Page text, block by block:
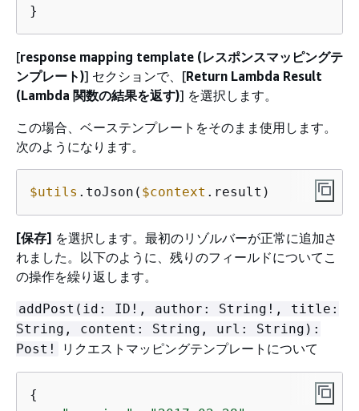
}
[response mapping template (レスポンスマッピングテ
ンプレート)] セクションで、[Return Lambda Result
(Lambda 関数の結果を返す)] を選択します。
この場合、ベーステンプレートをそのまま使用します。
次のようになります。
$utils .toJson( $context .result)
[保存] を選択します。最初のリゾルバーが正常に追加さ
れました。以下のように、残りのフィールドについてこ
の操作を繰り返します。
addPost(id: ID!, author: String!, title:
String, content: String, url: String):
Post!
リクエストマッピングテンプレートについて
{